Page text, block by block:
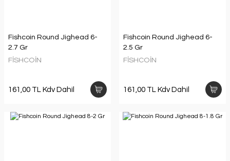
Fishcoin Round Jighead 6-
2.7 Gr
FİSHCOİN
161,00 TL Kdv Dahil
Fishcoin Round Jighead 6-
2.5 Gr
FİSHCOİN
161,00 TL Kdv Dahil